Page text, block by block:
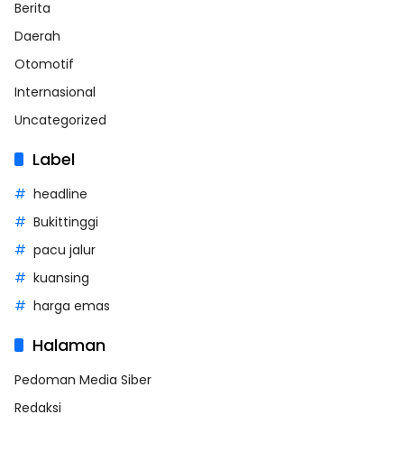
Berita
Daerah
Otomotif
Internasional
Uncategorized
Label
headline
Bukittinggi
pacu jalur
kuansing
harga emas
Halaman
Pedoman Media Siber
Redaksi